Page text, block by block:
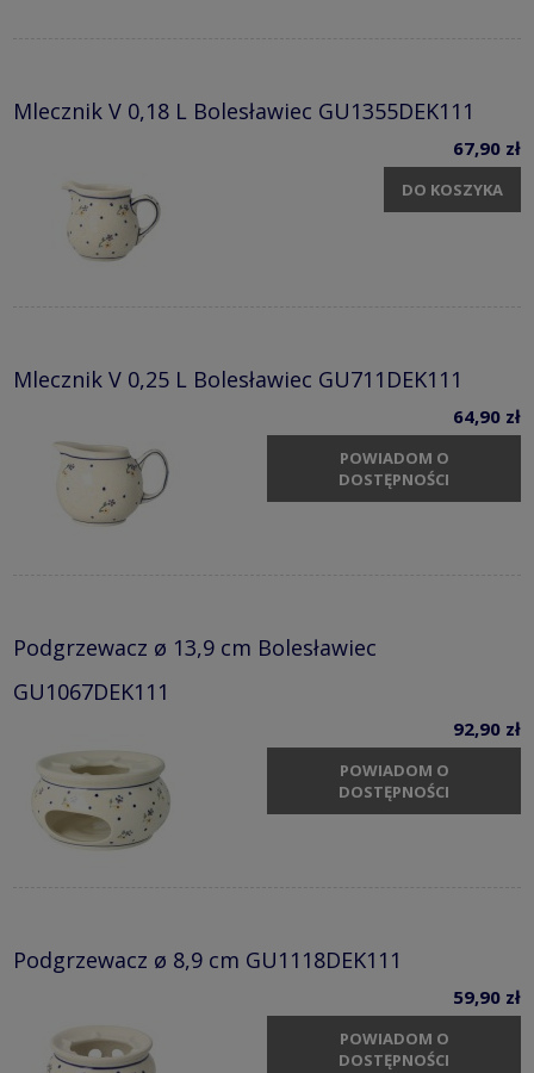
Mlecznik V 0,18 L Bolesławiec GU1355DEK111
67,90 zł
DO KOSZYKA
Mlecznik V 0,25 L Bolesławiec GU711DEK111
64,90 zł
POWIADOM O
DOSTĘPNOŚCI
Podgrzewacz ø 13,9 cm Bolesławiec
GU1067DEK111
92,90 zł
POWIADOM O
DOSTĘPNOŚCI
Podgrzewacz ø 8,9 cm GU1118DEK111
59,90 zł
POWIADOM O
DOSTĘPNOŚCI